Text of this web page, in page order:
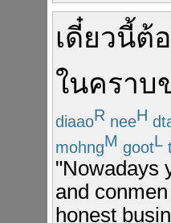
เดี๋ยวนี้ต้
ในคราบ
diaaoR neeH
mohngM gootL
"Nowadays
and
honest